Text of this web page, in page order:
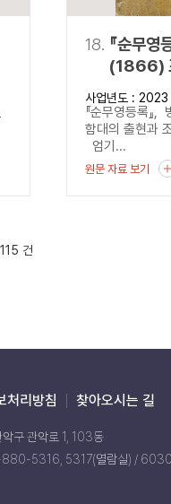
18. 『순무영
(1866)
출현과
기록
사업년도 : 2023
『순무영등록
함대의 출현과
엄기...
원문 자료 보기
건
처리방침 찾아오시는 길
악구 관악로 1, 103동
5316, 5317(열람실) /